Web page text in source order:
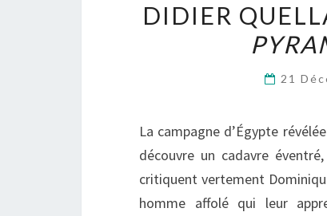
DIDIER
21
La campagne d’Égypte
découvre un cadavre
critiquent vertement
homme affolé qui leur